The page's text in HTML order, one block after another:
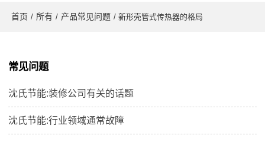
首页 / 所有 / 产品常见问题 / 新形壳管式传热器的格局
常见问题
沈氏节能:装修公司有关的话题
沈氏节能:行业领域通常故障